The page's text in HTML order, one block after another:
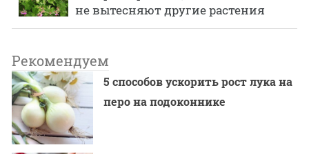
не вытесняют другие растения
Рекомендуем
5 способов ускорить рост лука на
перо на подоконнике